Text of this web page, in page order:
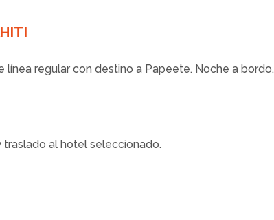
regular con destino a Papeete. Noche a bordo.
al hotel seleccionado.